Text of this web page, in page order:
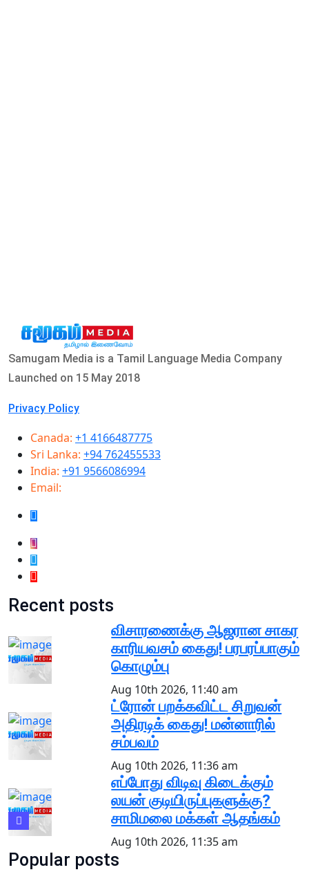
Samugam Media is a Tamil Language Media Company
Launched on 15 May 2018
Privacy Policy
Canada: +1 4166487775
Sri Lanka: +94 762455533
India: +91 9566086994
Email:
Recent posts
விசாரணைக்கு ஆஜரான சாகர
காரியவசம் கைது! பரபரப்பாகும்
கொழும்பு
Aug 10th 2026, 11:40 am
ட்ரோன் பறக்கவிட்ட சிறுவன்
அதிரடிக் கைது! மன்னாரில்
சம்பவம்
Aug 10th 2026, 11:36 am
எப்போது விடிவு கிடைக்கும்
லயன் குடியிருப்புகளுக்கு?
சாமிமலை மக்கள் ஆதங்கம்
Aug 10th 2026, 11:35 am
Popular posts